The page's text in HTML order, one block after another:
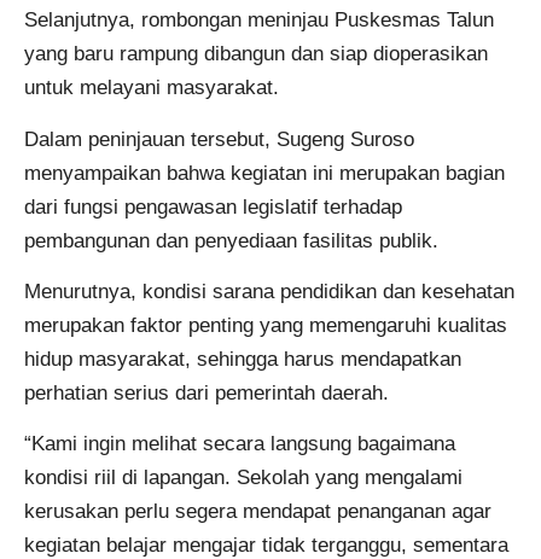
Selanjutnya, rombongan meninjau Puskesmas Talun
yang baru rampung dibangun dan siap dioperasikan
untuk melayani masyarakat.
Dalam peninjauan tersebut, Sugeng Suroso
menyampaikan bahwa kegiatan ini merupakan bagian
dari fungsi pengawasan legislatif terhadap
pembangunan dan penyediaan fasilitas publik.
Menurutnya, kondisi sarana pendidikan dan kesehatan
merupakan faktor penting yang memengaruhi kualitas
hidup masyarakat, sehingga harus mendapatkan
perhatian serius dari pemerintah daerah.
“Kami ingin melihat secara langsung bagaimana
kondisi riil di lapangan. Sekolah yang mengalami
kerusakan perlu segera mendapat penanganan agar
kegiatan belajar mengajar tidak terganggu, sementara